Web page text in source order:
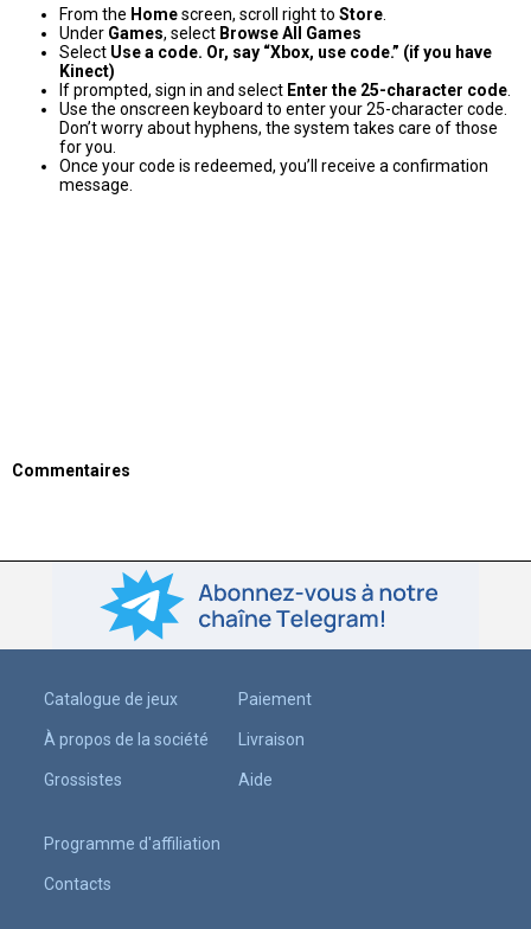
From the Homescreen, scroll right to Store
Under Games, select Browse All Games
Select Use a code. Or, say “Xbox, use code.” (if you have
Kinect)
If prompted, sign in and select Enter the 25-character code
Use the onscreen keyboard to enter your 25-character code.
Don’t worry about hyphens, the system takes care of those
for you.
Once your code is redeemed, you’ll receive a confirmation
message.
Commentaires
Catalogue de jeux
À propos de la société
Grossistes
Paiement
Livraison
Aide
Programme d'affiliation
Contacts